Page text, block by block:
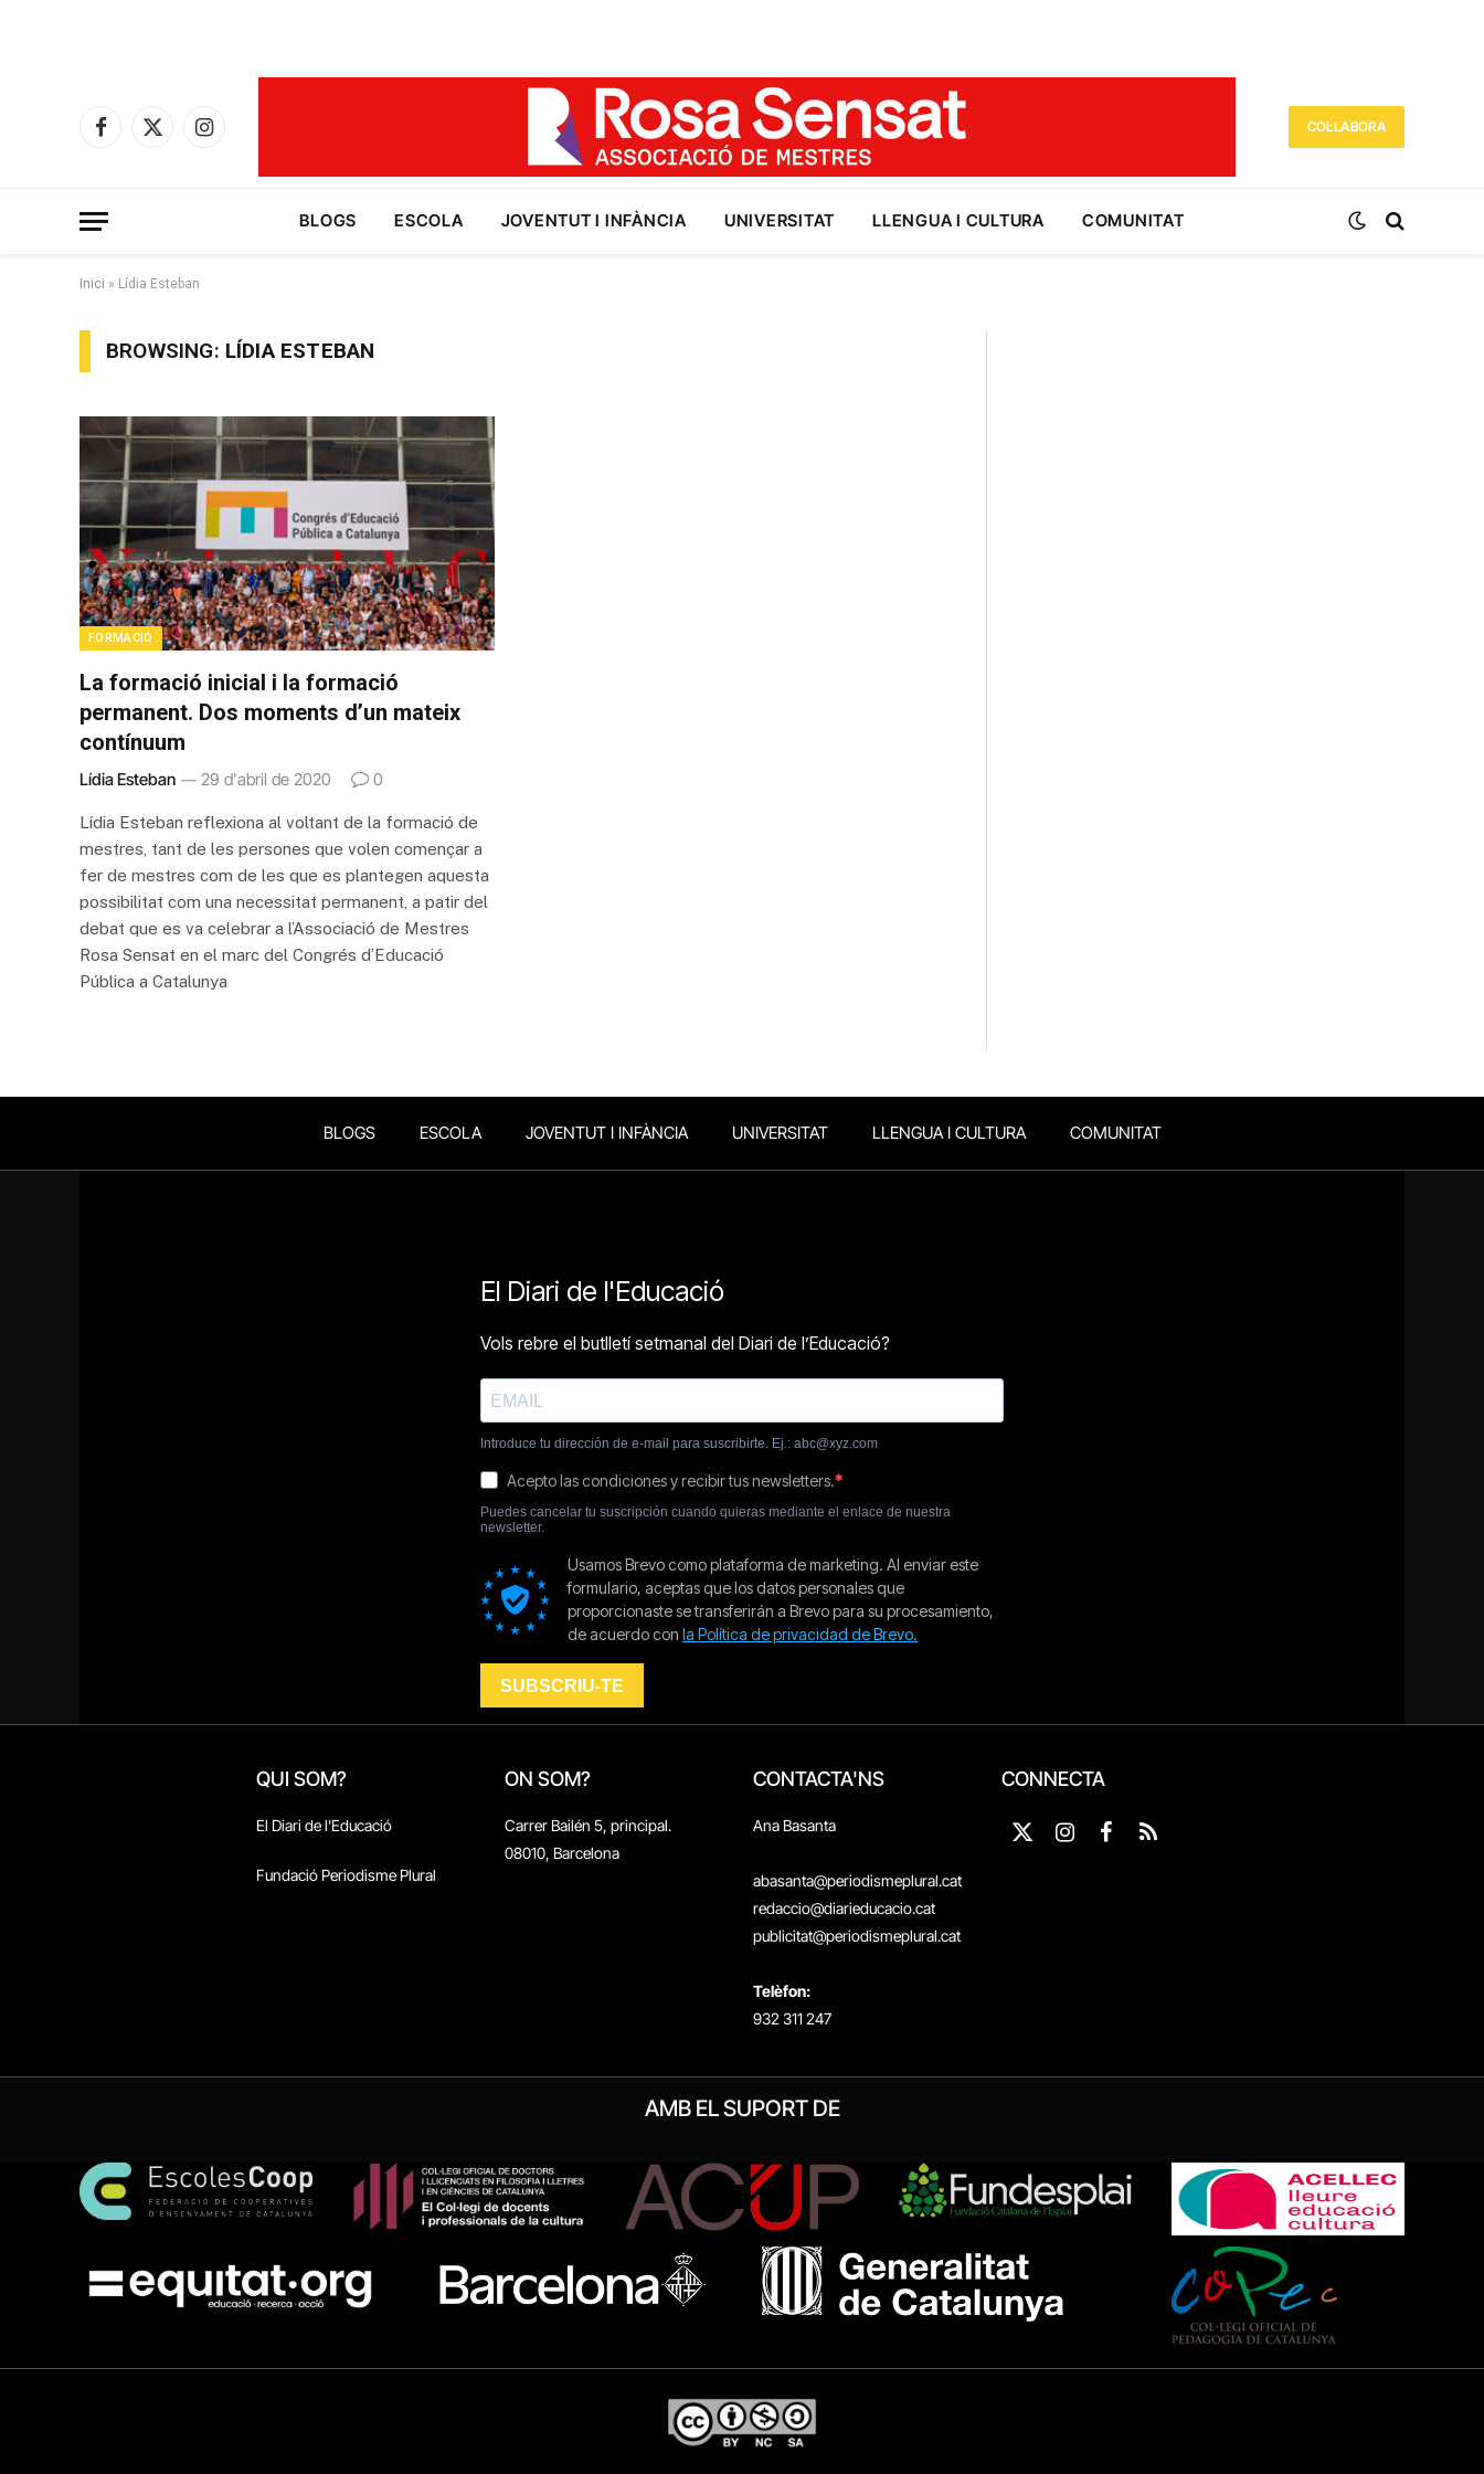
Facebook
X
Instagram
COL·LABORA
BLOGS ESCOLA JOVENTUT I INFÀNCIA UNIVERSITAT LLENGUA I CULTURA COMUNITAT
Inici » Lídia Esteban
BROWSING: LÍDIA ESTEBAN
FORMACIÓ
La formació inicial i la formació
permanent. Dos moments d’un mateix
contínuum
Lídia Esteban 29 d'abril de 2020 0
Lídia Esteban reflexiona al voltant de la formació de
mestres, tant de les persones que volen començar a
fer de mestres com de les que es plantegen aquesta
possibilitat com una necessitat permanent, a patir del
debat que es va celebrar a l’Associació de Mestres
Rosa Sensat en el marc del Congrés d’Educació
Pública a Catalunya
BLOGS ESCOLA JOVENTUT I INFÀNCIA UNIVERSITAT LLENGUA I CULTURA COMUNITAT
QUI SOM?
El Diari de l'Educació
Fundació Periodisme Plural
ON SOM?
Carrer Bailén 5, principal.
08010, Barcelona
CONTACTA'NS
Ana Basanta
abasanta@periodismeplural.cat
redaccio@diarieducacio.cat
publicitat@periodismeplural.cat
Telèfon:
932 311 247
CONNECTA
X
InstagramFacebook
RSS
AMB EL SUPORT DE